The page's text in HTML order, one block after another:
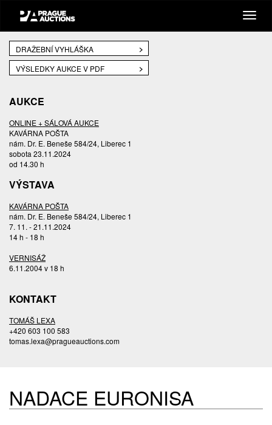
DRAŽEBNÍ VYHLÁŠKA
VÝSLEDKY AUKCE V PDF
AUKCE
ONLINE + SÁLOVÁ AUKCE
KAVÁRNA POŠTA
nám. Dr. E. Beneše 584/24, Liberec 1
sobota 23.11.2024
od 14.30 h
VÝSTAVA
KAVÁRNA POŠTA
nám. Dr. E. Beneše 584/24, Liberec 1
7. 11. - 21.11.2024
14 h - 18 h
VERNISÁŽ
6.11.2004 v 18 h
KONTAKT
TOMÁŠ LEXA
+420 603 100 583
tomas.lexa@pragueauctions.com
NADACE EURONISA